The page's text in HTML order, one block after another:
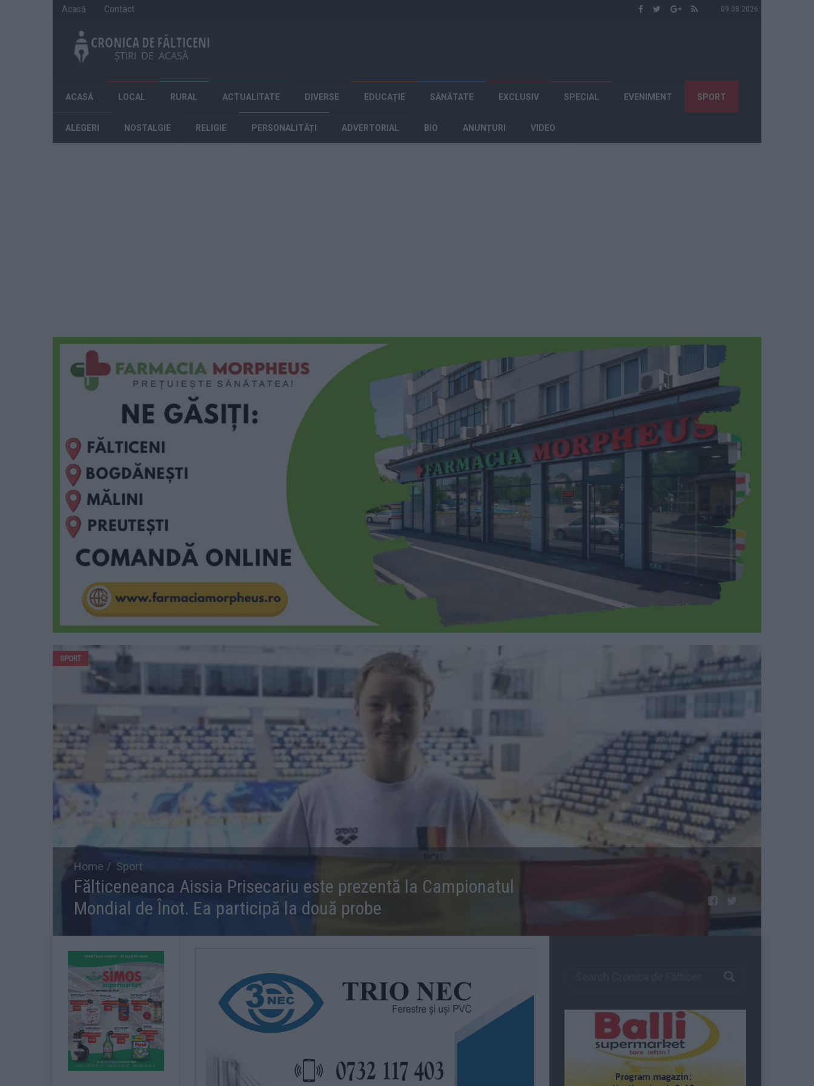
09.08.2026
Acasă Contact
ACASĂ LOCAL RURAL ACTUALITATE DIVERSE EDUCAȚIE SĂNĂTATE EXCLUSIV SPECIAL EVENIMENT SPORT
ALEGERI NOSTALGIE RELIGIE PERSONALITĂȚI ADVERTORIAL BIO ANUNȚURI VIDEO
SPORT
Home Sport
Fălticeneanca Aissia Prisecariu este prezentă la Campionatul
Mondial de Înot. Ea participă la două probe